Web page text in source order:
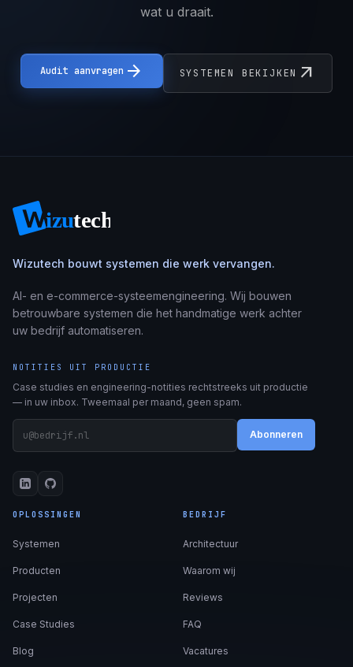
wat u draait.
Audit aanvragen arrow_forward SYSTEMEN BEKIJKEN arrow_outward
Wizutech bouwt systemen die werk vervangen.
AI- en e-commerce-systeemengineering. Wij bouwen
betrouwbare systemen die het handmatige werk achter
uw bedrijf automatiseren.
NOTITIES UIT PRODUCTIE
Case studies en engineering-notities rechtstreeks uit productie
— in uw inbox. Tweemaal per maand, geen spam.
Abonneren
OPLOSSINGEN
Systemen
Producten
Projecten
Case Studies
Blog
BEDRIJF
Architectuur
Waarom wij
Reviews
FAQ
Vacatures